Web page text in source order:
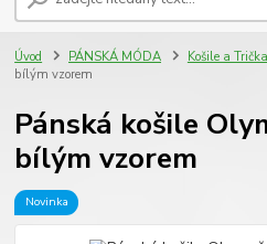
Úvod PÁNSKÁ MÓDA Košile a Trička
bílým vzorem
Pánská košile
bílým vzorem
Novinka